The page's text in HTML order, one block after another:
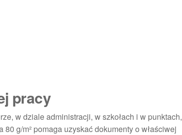
pracy
w dziale administracji, w szkołach i w punktach,
g/m² pomaga uzyskać dokumenty o właściwej